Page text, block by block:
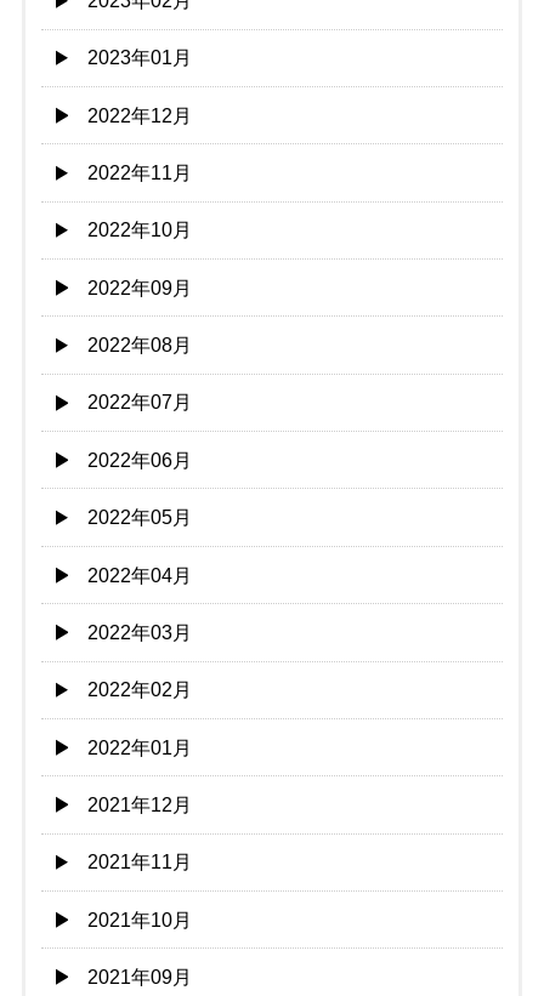
2023年01月
2022年12月
2022年11月
2022年10月
2022年09月
2022年08月
2022年07月
2022年06月
2022年05月
2022年04月
2022年03月
2022年02月
2022年01月
2021年12月
2021年11月
2021年10月
2021年09月